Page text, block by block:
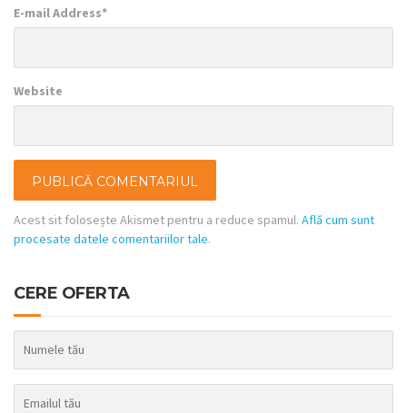
E-mail Address*
Website
Acest sit folosește Akismet pentru a reduce spamul. Află cum sunt
procesate datele comentariilor tale.
CERE OFERTA